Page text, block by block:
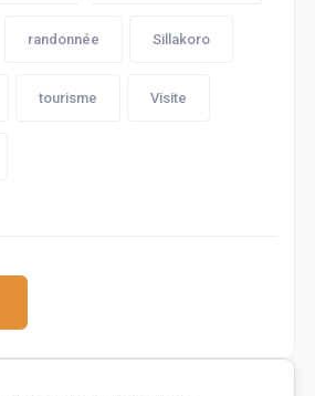
randonnée Sillakoro
tourisme Visite